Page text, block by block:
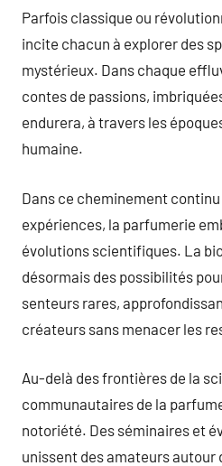
Parfois classique ou
incite chacun à explorer des
mystérieux. Dans chaque
contes de passions,
endurera, à travers les
humaine.
Dans ce cheminement
expériences, la parfumerie
évolutions scientifiques. La
désormais des possibilités
senteurs rares,
créateurs sans menacer les
Au-delà des frontières de la
communautaires de la
notoriété. Des séminaires et
unissent des amateurs autour